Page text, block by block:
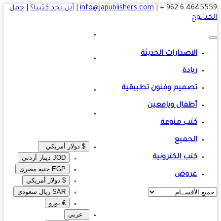
4645559 6
|
info@japublishers.com
|أين تجد كتبنا؟|حمل
$ دولار أمريكي
JOD دينار أردني
EGP جنيه مصرى‎
$ دولار أمريكي
SAR ريال سعودي
€ يورو
عربي
الاصدارات الحديثة
ريادة
تصميم وفنون تطبيقية
أطفال ويافعين
كتب منوعة
الجميع
كتب الكترونية
عروض